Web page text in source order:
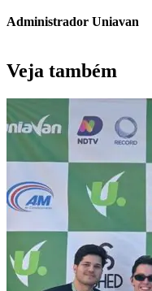
Administrador Uniavan
Veja também